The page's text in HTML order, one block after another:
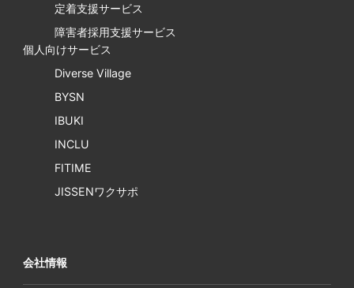
定着支援サービス
障害者採用支援サービス
個人向けサービス
Diverse Village
BYSN
IBUKI
INCLU
FITIME
JISSENワクサポ
会社情報